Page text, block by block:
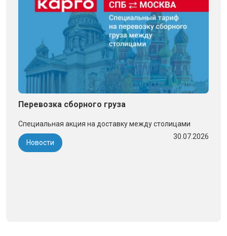
Перевозка сборного груза
Специальная акция на доставку между столицами
Новости
30.07.2026